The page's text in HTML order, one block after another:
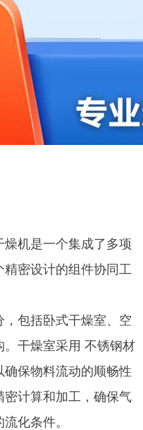
机是一个集成了多项
密设计的组件协同工
包括卧式干燥室、空
干燥室采用 不锈钢材
保物料流动的顺畅性
计算和加工，确保气
化条件。